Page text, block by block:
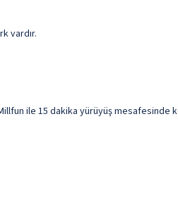
vardır.
ile 15 dakika yürüyüş mesafesinde